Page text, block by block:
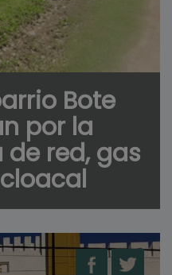
Bote
por la
red, gas